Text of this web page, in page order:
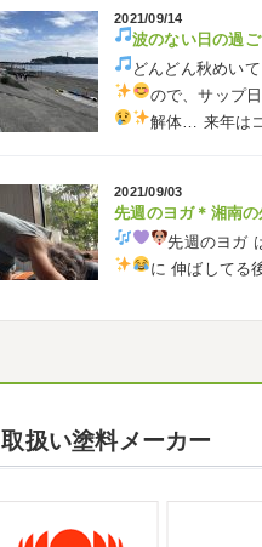
2026/05/02
自転車＊横浜
みなさんこん
公園で自転車の
2026/02/26
3連休＊横浜・藤
こんにちは♡ 今週
ご無沙汰しており
川でも雪が降り
2021/09/14
波のない日の過
どんどん秋めい
ので、サップ
解体… 来年は
2021/09/03
先週のヨガ＊湘南
先週のヨガ
に 伸ばしてる
大量発生!!!＊湘南
日曜日はちょ
ていたのですが、
2021/08/16
取扱い塗料メーカー